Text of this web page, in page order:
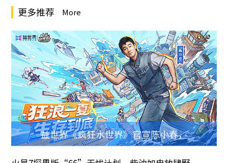
更多推荐 More
益世界《疯狂水世界》官宣陈小春，